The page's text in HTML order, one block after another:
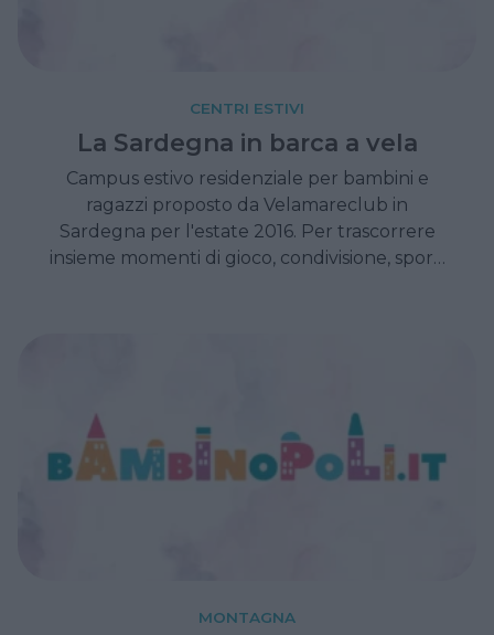
CENTRI ESTIVI
La Sardegna in barca a vela
Campus estivo residenziale per bambini e
ragazzi proposto da Velamareclub in
Sardegna per l'estate 2016. Per trascorrere
insieme momenti di gioco, condivisione, sport,
MONTAGNA